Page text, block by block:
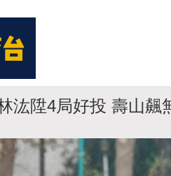
汯陞4局好投 壽山飆